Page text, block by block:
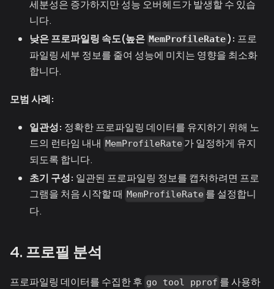
세분성은 증가하지만 성능 오버헤드가 발생할 수 있습
니다.
낮은 프로파일링 속도(높은 MemProfileRate): 프로
파일링 세부 정보를 줄여 성능에 미치는 영향을 최소화
합니다.
모범 사례:
일관성: 정확한 프로파일링 데이터를 유지하기 위해 노
드의 런타임 내내 MemProfileRate 가 일정하게 유지
되도록 합니다.
초기 구성: 일관된 프로파일링 정보를 캡처하려면 프로
그램을 처음 시작할 때 MemProfileRate 를 설정합니
다.
4. 프로필 분석
프로파일링 데이터를 수집한 후 go tool pprof 를 사용하